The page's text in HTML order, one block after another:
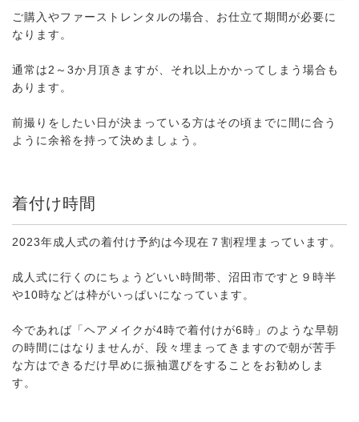
ご購入やファーストレンタルの場合、お仕立て期間が必要に
なります。
通常は2～3か月頂きますが、それ以上かかってしまう場合も
あります。
前撮りをしたい日が決まっている方はその頃までに間に合う
ように余裕を持って決めましょう。
着付け時間
2023年成人式の着付け予約は今現在７割程埋まっています。
成人式に行くのにちょうどいい時間帯、沼田市ですと９時半
や10時などは枠がいっぱいになっています。
今であれば「ヘアメイクが4時で着付けが6時」のような早朝
の時間にはなりませんが、段々埋まってきますので朝が苦手
な方はできるだけ早めに振袖選びをすることをお勧めしま
す。